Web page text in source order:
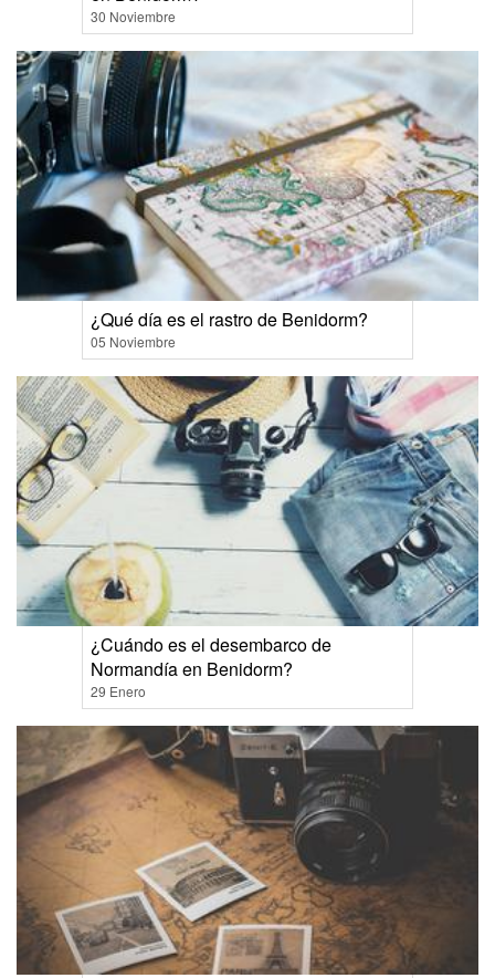
30 Noviembre
¿Qué día es el rastro de Benidorm?
05 Noviembre
¿Cuándo es el desembarco de
Normandía en Benidorm?
29 Enero